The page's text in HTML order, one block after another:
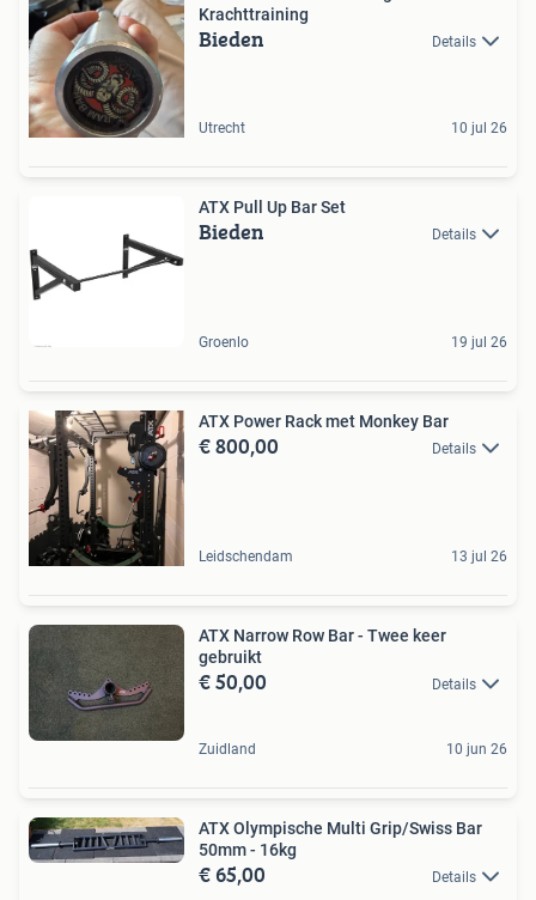
Krachttraining
Bieden Details
Utrecht 10 jul 26
ATX Pull Up Bar Set
Bieden Details
Groenlo 19 jul 26
ATX Power Rack met Monkey Bar
€ 800,00 Details
Leidschendam 13 jul 26
ATX Narrow Row Bar - Twee keer
gebruikt
€ 50,00 Details
Zuidland 10 jun 26
ATX Olympische Multi Grip/Swiss Bar
50mm - 16kg
€ 65,00 Details